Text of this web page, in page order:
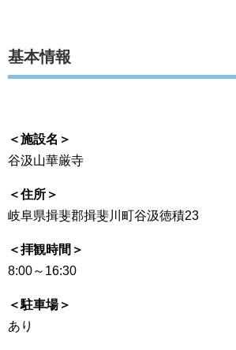
基本情報
＜施設名＞
谷汲山華厳寺
＜住所＞
岐阜県揖斐郡揖斐川町谷汲徳積23
＜拝観時間＞
8:00～16:30
＜駐車場＞
あり